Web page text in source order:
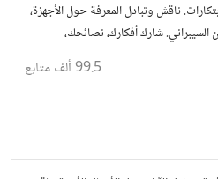
ناقش وتبادل المعرفة حول الأجهزة،
السيبراني. شارك أفكارك، نصائحك،
99.5 ألف متابع